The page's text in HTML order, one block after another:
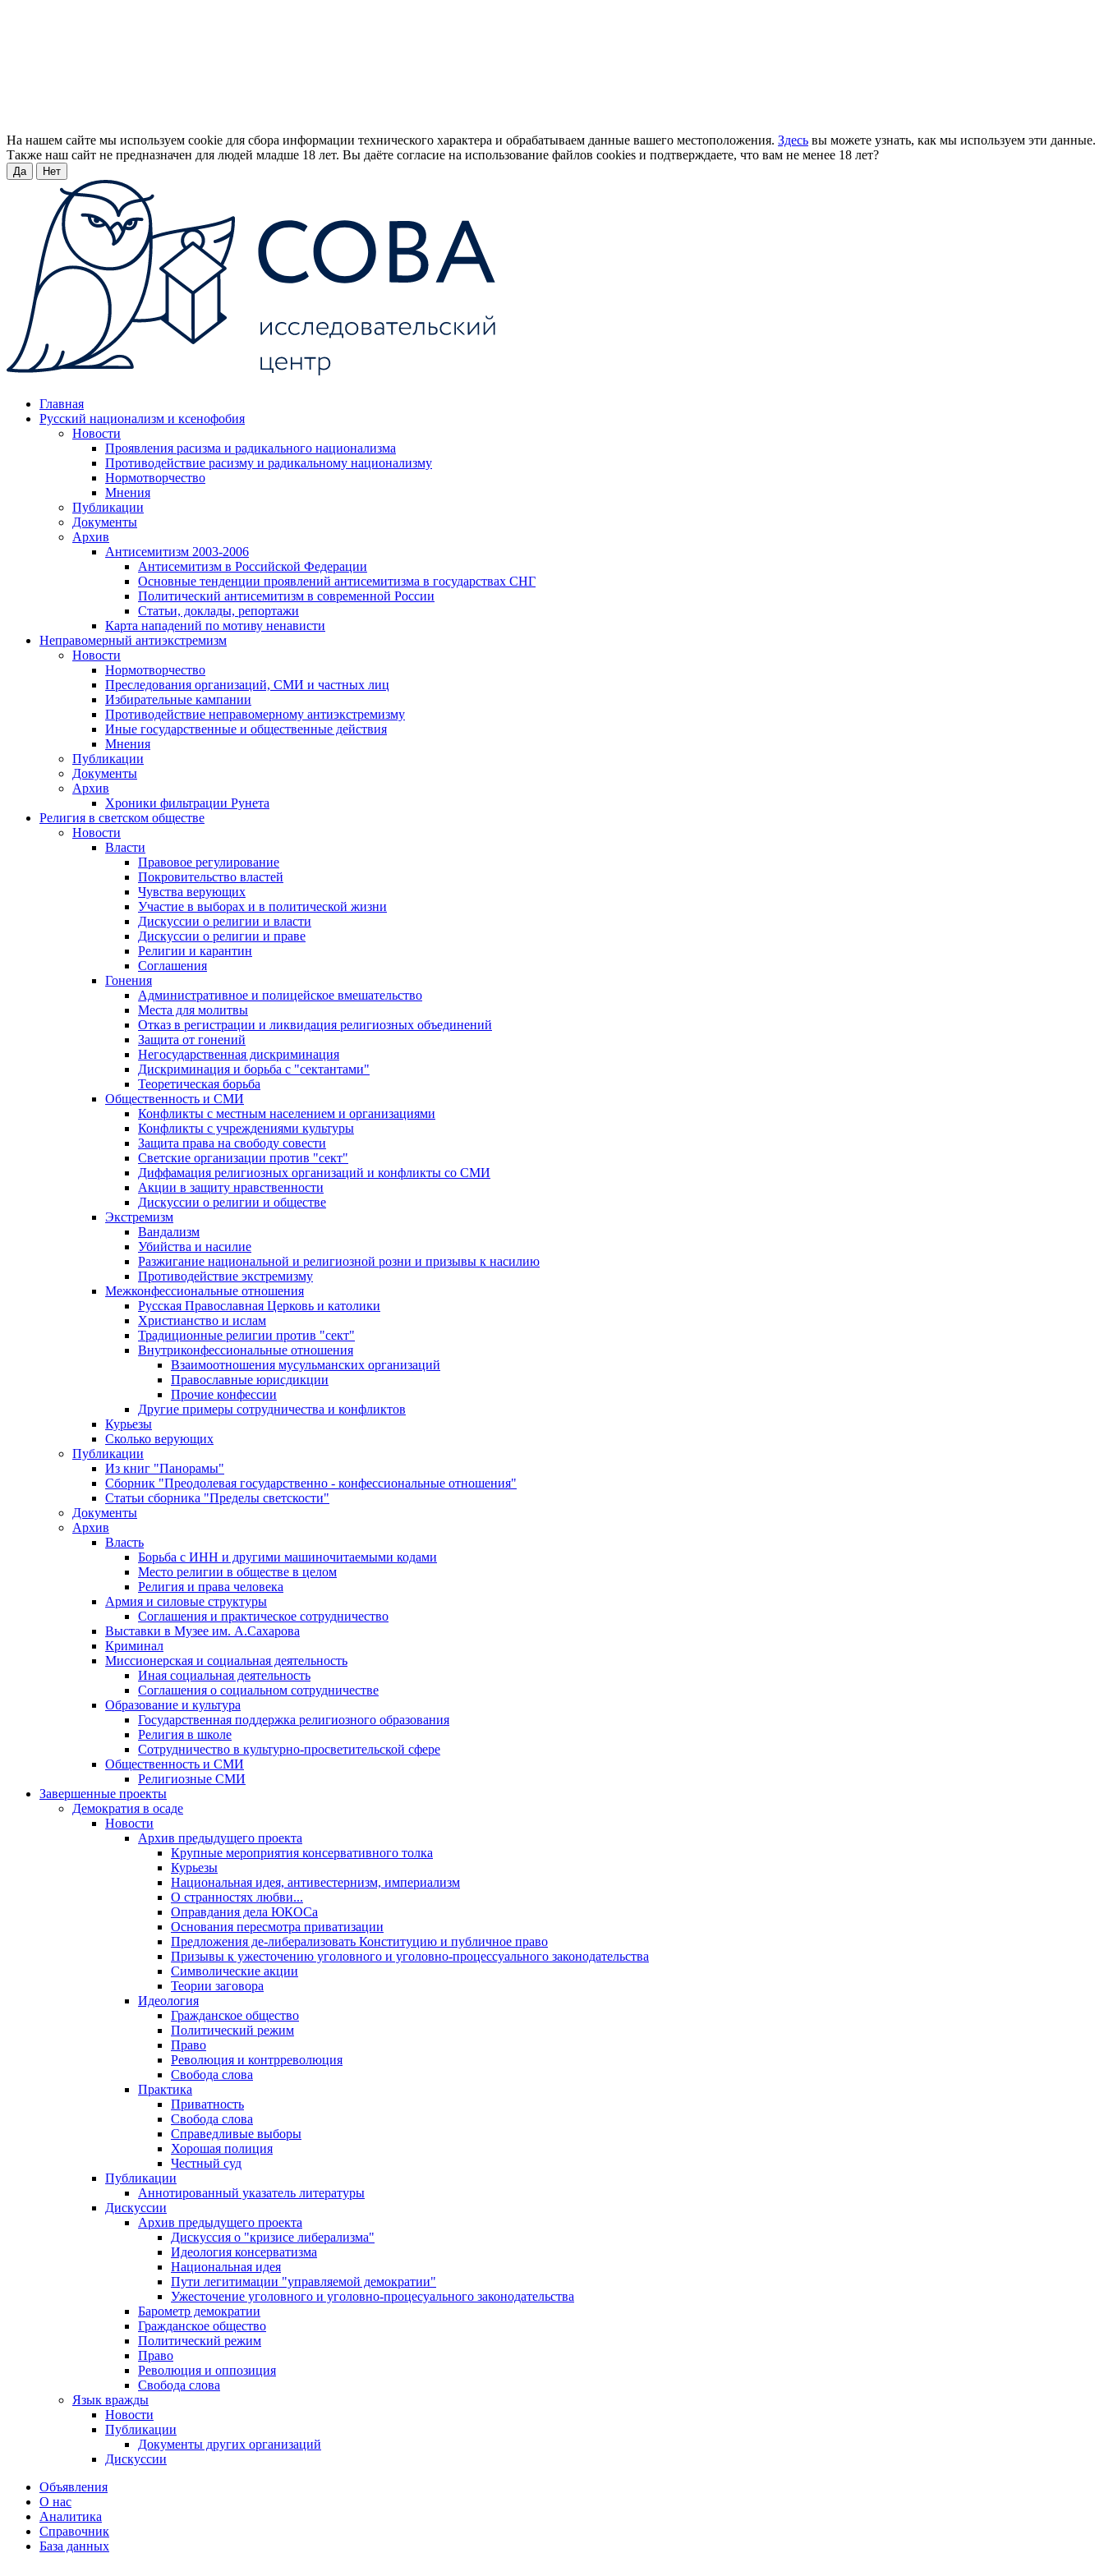
На нашем сайте мы используем cookie для сбора информации технического характера и обрабатываем данные вашего местоположения. Здесь вы можете узнать, как мы используем эти данные.
Также наш сайт не предназначен для людей младше 18 лет. Вы даёте согласие на использование файлов cookies и подтверждаете, что вам не менее 18 лет?
Да Нет
Главная
Русский национализм и ксенофобия
Новости
Проявления расизма и радикального национализма
Противодействие расизму и радикальному национализму
Нормотворчество
Мнения
Публикации
Документы
Архив
Антисемитизм 2003-2006
Антисемитизм в Российской Федерации
Основные тенденции проявлений антисемитизма в государствах СНГ
Политический антисемитизм в современной России
Статьи, доклады, репортажи
Карта нападений по мотиву ненависти
Неправомерный антиэкстремизм
Новости
Нормотворчество
Преследования организаций, СМИ и частных лиц
Избирательные кампании
Противодействие неправомерному антиэкстремизму
Иные государственные и общественные действия
Мнения
Публикации
Документы
Архив
Хроники фильтрации Рунета
Религия в светском обществе
Новости
Власти
Правовое регулирование
Покровительство властей
Чувства верующих
Участие в выборах и в политической жизни
Дискуссии о религии и власти
Дискуссии о религии и праве
Религии и карантин
Соглашения
Гонения
Административное и полицейское вмешательство
Места для молитвы
Отказ в регистрации и ликвидация религиозных объединений
Защита от гонений
Негосударственная дискриминация
Дискриминация и борьба с "сектантами"
Теоретическая борьба
Общественность и СМИ
Конфликты с местным населением и организациями
Конфликты с учреждениями культуры
Защита права на свободу совести
Светские организации против "сект"
Диффамация религиозных организаций и конфликты со СМИ
Акции в защиту нравственности
Дискуссии о религии и обществе
Экстремизм
Вандализм
Убийства и насилие
Разжигание национальной и религиозной розни и призывы к насилию
Противодействие экстремизму
Межконфессиональные отношения
Русская Православная Церковь и католики
Христианство и ислам
Традиционные религии против "сект"
Внутриконфессиональные отношения
Взаимоотношения мусульманских организаций
Православные юрисдикции
Прочие конфессии
Другие примеры сотрудничества и конфликтов
Курьезы
Сколько верующих
Публикации
Из книг "Панорамы"
Сборник "Преодолевая государственно - конфессиональные отношения"
Статьи сборника "Пределы светскости"
Документы
Архив
Власть
Борьба с ИНН и другими машиночитаемыми кодами
Место религии в обществе в целом
Религия и права человека
Армия и силовые структуры
Соглашения и практическое сотрудничество
Выставки в Музее им. А.Сахарова
Криминал
Миссионерская и социальная деятельность
Иная социальная деятельность
Соглашения о социальном сотрудничестве
Образование и культура
Государственная поддержка религиозного образования
Религия в школе
Сотрудничество в культурно-просветительской сфере
Общественность и СМИ
Религиозные СМИ
Завершенные проекты
Демократия в осаде
Новости
Архив предыдущего проекта
Крупные мероприятия консервативного толка
Курьезы
Национальная идея, антивестернизм, империализм
О странностях любви...
Оправдания дела ЮКОСа
Основания пересмотра приватизации
Предложения де-либерализовать Конституцию и публичное право
Призывы к ужесточению уголовного и уголовно-процессуального законодательства
Символические акции
Теории заговора
Идеология
Гражданское общество
Политический режим
Право
Революция и контрреволюция
Свобода слова
Практика
Приватность
Свобода слова
Справедливые выборы
Хорошая полиция
Честный суд
Публикации
Аннотированный указатель литературы
Дискуссии
Архив предыдущего проекта
Дискуссия о "кризисе либерализма"
Идеология консерватизма
Национальная идея
Пути легитимации "управляемой демократии"
Ужесточение уголовного и уголовно-процесуального законодательства
Барометр демократии
Гражданское общество
Политический режим
Право
Революция и оппозиция
Свобода слова
Язык вражды
Новости
Публикации
Документы других организаций
Дискуссии
Объявления
О нас
Аналитика
Справочник
База данных